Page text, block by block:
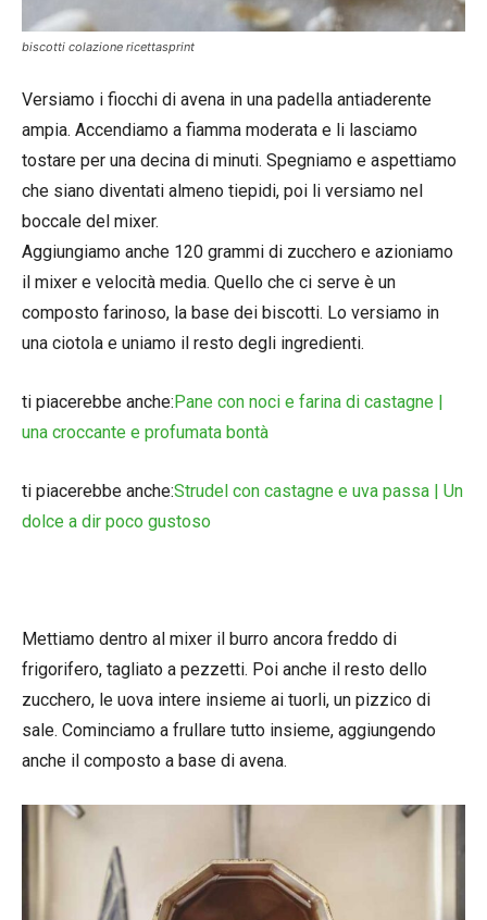
biscotti colazione ricettasprint
Versiamo i fiocchi di avena in una padella antiaderente
ampia. Accendiamo a fiamma moderata e li lasciamo
tostare per una decina di minuti. Spegniamo e aspettiamo
che siano diventati almeno tiepidi, poi li versiamo nel
boccale del mixer.
Aggiungiamo anche 120 grammi di zucchero e azioniamo
il mixer e velocità media. Quello che ci serve è un
composto farinoso, la base dei biscotti. Lo versiamo in
una ciotola e uniamo il resto degli ingredienti.
ti piacerebbe anche:Pane con noci e farina di castagne |
una croccante e profumata bontà
ti piacerebbe anche:Strudel con castagne e uva passa | Un
dolce a dir poco gustoso
Mettiamo dentro al mixer il burro ancora freddo di
frigorifero, tagliato a pezzetti. Poi anche il resto dello
zucchero, le uova intere insieme ai tuorli, un pizzico di
sale. Cominciamo a frullare tutto insieme, aggiungendo
anche il composto a base di avena.